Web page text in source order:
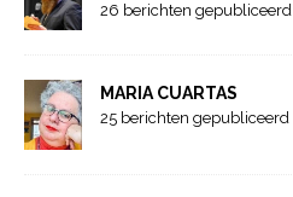
26 berichten gepubliceerd
MARIA CUARTAS
25 berichten gepubliceerd